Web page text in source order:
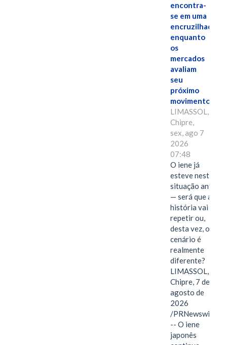
encontra-
se em uma
encruzilhada
enquanto
os
mercados
avaliam
seu
próximo
movimento.
LIMASSOL,
Chipre,
sex, ago 7
2026
07:48
O iene já
esteve nesta
situação antes
— será que a
história vai se
repetir ou,
desta vez, o
cenário é
realmente
diferente?
LIMASSOL,
Chipre, 7 de
agosto de
2026
/PRNewswire/
-- O iene
japonês